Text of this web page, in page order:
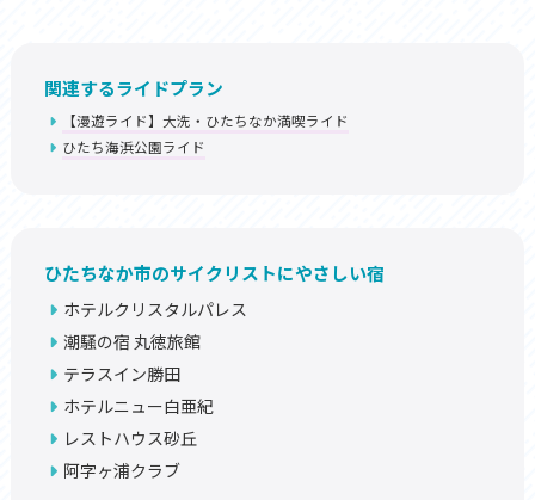
関連するライドプラン
【漫遊ライド】大洗・ひたちなか満喫ライド
ひたち海浜公園ライド
ひたちなか市のサイクリストにやさしい宿
ホテルクリスタルパレス
潮騒の宿 丸徳旅館
テラスイン勝田
ホテルニュー白亜紀
レストハウス砂丘
阿字ヶ浦クラブ